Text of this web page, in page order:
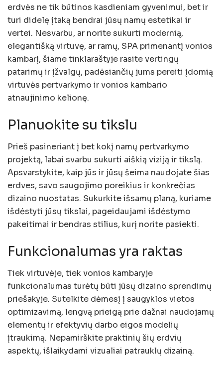
erdvės ne tik būtinos kasdieniam gyvenimui, bet ir
turi didelę įtaką bendrai jūsų namų estetikai ir
vertei. Nesvarbu, ar norite sukurti modernią,
elegantišką virtuvę, ar ramų, SPA primenantį vonios
kambarį, šiame tinklaraštyje rasite vertingų
patarimų ir įžvalgų, padėsiančių jums pereiti įdomią
virtuvės pertvarkymo ir vonios kambario
atnaujinimo kelionę.
Planuokite su tikslu
Prieš pasineriant į bet kokį namų pertvarkymo
projektą, labai svarbu sukurti aiškią viziją ir tikslą.
Apsvarstykite, kaip jūs ir jūsų šeima naudojate šias
erdves, savo saugojimo poreikius ir konkrečias
dizaino nuostatas. Sukurkite išsamų planą, kuriame
išdėstyti jūsų tikslai, pageidaujami išdėstymo
pakeitimai ir bendras stilius, kurį norite pasiekti.
Funkcionalumas yra raktas
Tiek virtuvėje, tiek vonios kambaryje
funkcionalumas turėtų būti jūsų dizaino sprendimų
priešakyje. Sutelkite dėmesį į saugyklos vietos
optimizavimą, lengvą prieigą prie dažnai naudojamų
elementų ir efektyvių darbo eigos modelių
įtraukimą. Nepamirškite praktinių šių erdvių
aspektų, išlaikydami vizualiai patrauklų dizainą.